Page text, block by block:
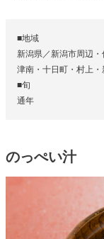
■地域
新潟県／新潟市周辺
津南・十日町・村上・
■旬
通年
のっぺい汁